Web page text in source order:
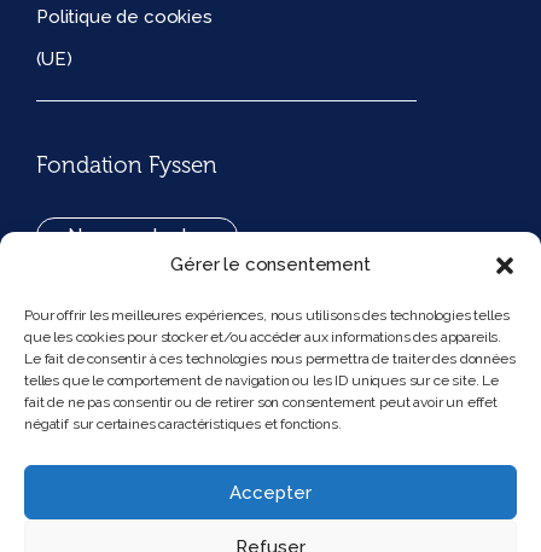
Gérer le consentement
Pour offrir les meilleures expériences, nous utilisons des technologies telles
que les cookies pour stocker et/ou accéder aux informations des appareils.
Le fait de consentir à ces technologies nous permettra de traiter des données
telles que le comportement de navigation ou les ID uniques sur ce site. Le
fait de ne pas consentir ou de retirer son consentement peut avoir un effet
négatif sur certaines caractéristiques et fonctions.
Accepter
Refuser
Politique de cookies
(UE)
Fondation Fyssen
Nous contacter
194, rue de Rivoli 75001 Paris France
Nous suivre